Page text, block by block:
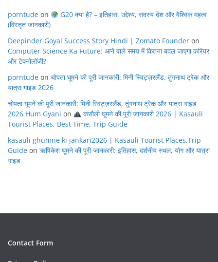
porntude on
G20 क्या है? – इतिहास, उद्देश्य, सदस्य देश और वैश्विक महत्व
(विस्तृत जानकारी)
Deepinder Goyal Success Story Hindi | Zomato Founder on
Computer Science Ka Future: आने वाले समय में कितना बदल जाएगा करियर
और टेक्नोलॉजी?
porntude on चोपता घूमने की पूरी जानकारी: मिनी स्विट्ज़रलैंड, तुंगनाथ ट्रेक और
यात्रा गाइड 2026
चोपता घूमने की पूरी जानकारी: मिनी स्विट्ज़रलैंड, तुंगनाथ ट्रेक और यात्रा गाइड
2026 Hum Gyani on
कसौली घूमने की पूरी जानकारी 2026 | Kasauli
Tourist Places, Best Time, Trip Guide
kasauli ghumne ki jankari2026 | Kasauli Tourist Places,Trip
Guide on ऋषिकेश घूमने की पूरी जानकारी: इतिहास, दर्शनीय स्थल, योग और यात्रा
गाइड
Contact Form